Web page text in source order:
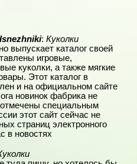
: Куколки
выпускает каталог своей
игровые,
куколки, а также мягкие
Этот каталог в
и на официальном сайте
новинок фабрика не
отмечены специальным
этот сайт сейчас не
страниц электронного
в новостях